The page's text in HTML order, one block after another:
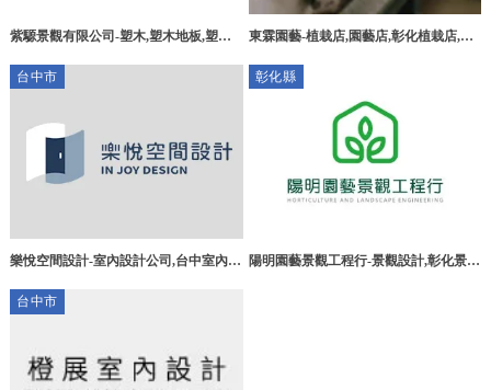
紫騵景觀有限公司-塑木,塑木地板,塑木
塑木地板廠商
東霖園藝-植栽店,園藝店,彰化植栽店,田
台中市
樂悅空間設計-室內設計公司,台中室內設
彰化縣
陽明園藝景觀工程行-景觀設計,彰化景觀
台中市